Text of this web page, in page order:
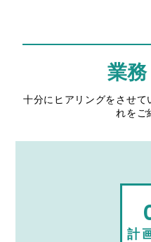
業
十分にヒアリングをさせ
れをご
計